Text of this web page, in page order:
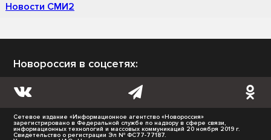
Новости СМИ2
Новороссия в соцсетях:
Сетевое издание «Информационное агентство «Новороссия»
зарегистрировано в Федеральной службе по надзору в сфере связи,
информационных технологий и массовых коммуникаций 20 ноября 2019 г.
Свидетельство о регистрации Эл № ФС77-77187.